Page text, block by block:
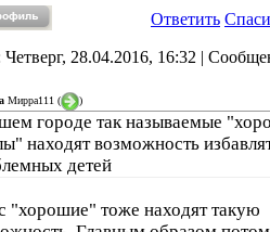
Ответить
Четверг, 28.04.2016, 16:32 |
Мирра111 ( )
городе так называемые
находят возможность
детей
"хорошие" тоже находят такую